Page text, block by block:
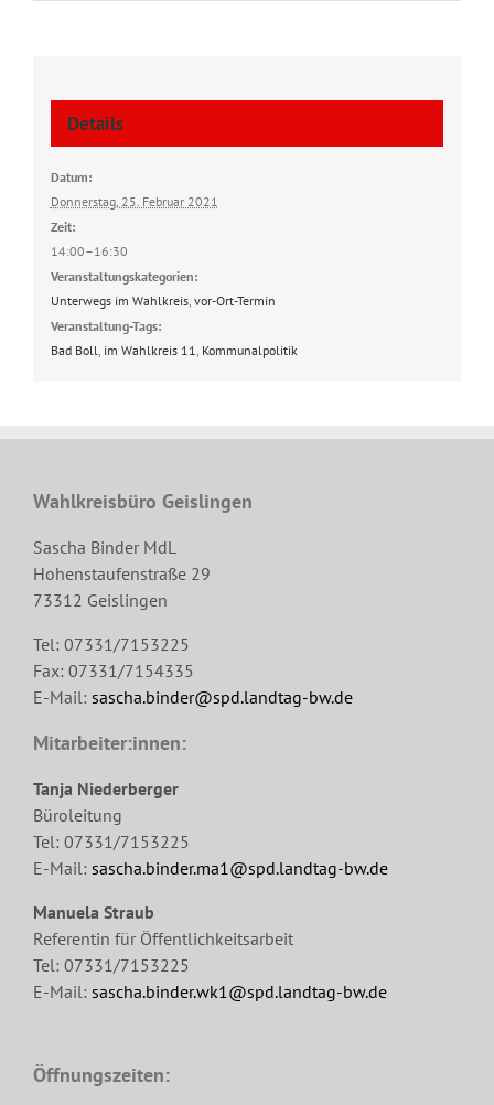
Details
Datum:
Donnerstag, 25. Februar 2021
Zeit:
14:00–16:30
Veranstaltungskategorien:
Unterwegs im Wahlkreis, vor-Ort-Termin
Veranstaltung-Tags:
Bad Boll im Wahlkreis 11 Kommunalpolitik
Wahlkreisbüro Geislingen
Sascha Binder MdL
Hohenstaufenstraße 29
73312 Geislingen
Tel: 07331/7153225
Fax: 07331/7154335
E-Mail: sascha.binder@spd.landtag-bw.de
Mitarbeiter:innen:
Tanja Niederberger
Büroleitung
Tel: 07331/7153225
E-Mail: sascha.binder.ma1@spd.landtag-bw.de
Manuela Straub
Referentin für Öffentlichkeitsarbeit
Tel: 07331/7153225
E-Mail: sascha.binder.wk1@spd.landtag-bw.de
Öffnungszeiten: